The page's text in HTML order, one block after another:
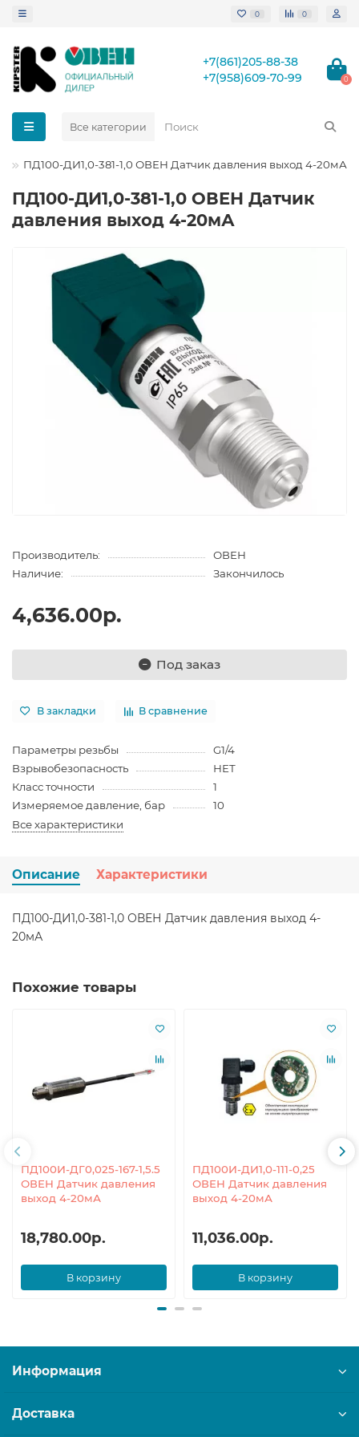
0 0
+7(861)205-88-38
+7(958)609-70-99
0
Все категории
ПД100-ДИ1,0-381-1,0 ОВЕН Датчик давления выход 4-20мА
ПД100-ДИ1,0-381-1,0 ОВЕН Датчик
давления выход 4-20мА
Производитель:
ОВЕН
Наличие:
Закончилось
4,636.00р.
Под заказ
В закладки В сравнение
Параметры резьбы
G1/4
Взрывобезопасность
НЕТ
Класс точности
1
Измеряемое давление, бар
10
Все характеристики
Описание Характеристики
ПД100-ДИ1,0-381-1,0 ОВЕН Датчик давления выход 4-
20мА
Похожие товары
ПД100И-ДГ0,025-167-1,5.5
ОВЕН Датчик давления
выход 4-20мА
18,780.00р.
В корзину
ПД100И-ДИ1,0-111-0,25
ОВЕН Датчик давления
выход 4-20мА
11,036.00р.
В корзину
Информация
Доставка